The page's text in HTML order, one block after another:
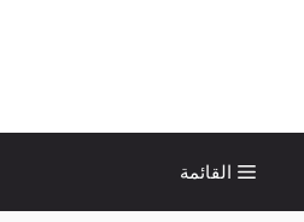
القائمة